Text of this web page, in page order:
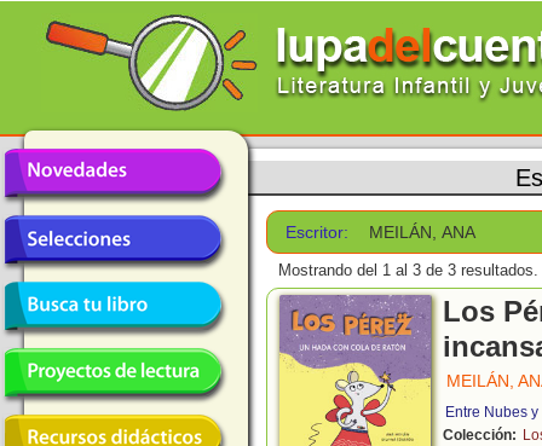
Escritor: MEILÁN, ANA
Mostrando del 1 al 3 de 3 resultados.
Los
MEILÁN,
Entre Nubes
Colección: